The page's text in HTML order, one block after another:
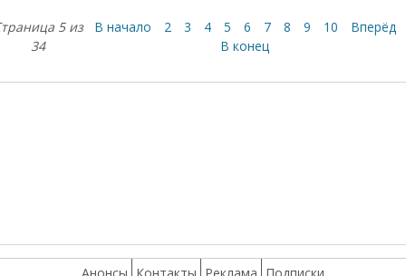
5 из
34
В начало 2 3 4 5 6 7 8 9 10
Вперёд
В конец